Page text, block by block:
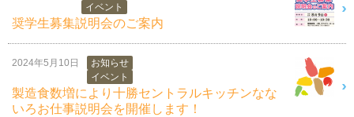
イベント
奨学生募集説明会のご案内
2024年5月10日
お知らせ
イベント
製造食数増により十勝セントラルキッチンなな
いろお仕事説明会を開催します！